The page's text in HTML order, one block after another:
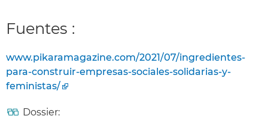
Fuentes :
www.pikaramagazine.com/2021/07/ingredientes-
para-construir-empresas-sociales-solidarias-y-
feministas/
Dossier: